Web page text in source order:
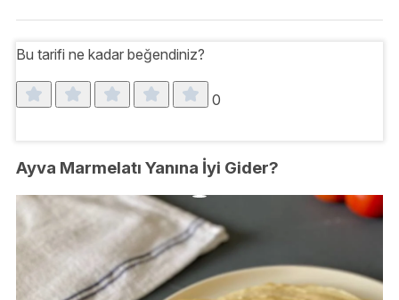
Bu tarifi ne kadar beğendiniz?
0
Ayva Marmelatı Yanına İyi Gider?